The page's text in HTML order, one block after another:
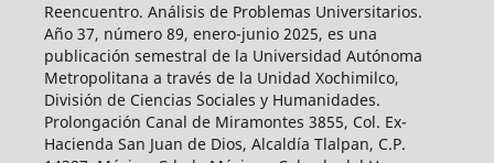
Reencuentro. Análisis de Problemas Universitarios.
Año 37, número 89, enero-junio 2025, es una
publicación semestral de la Universidad Autónoma
Metropolitana a través de la Unidad Xochimilco,
División de Ciencias Sociales y Humanidades.
Prolongación Canal de Miramontes 3855, Col. Ex-
Hacienda San Juan de Dios, Alcaldía Tlalpan, C.P.